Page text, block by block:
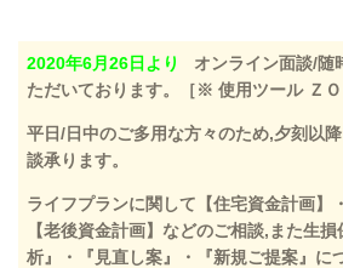
2020年6月26日より
オンライン面談/随
ただいております。
［※ 使用ツール Ｚ
平日/日中のご多用な方々のため,夕刻以
談承ります。
ライフプランに関して【住宅資金計画】
【老後資金計画】などのご相談,また生
析』・『見直し案』・『新規ご提案』に